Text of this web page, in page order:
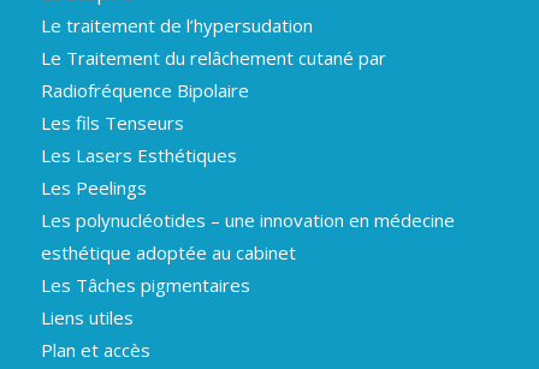
Le traitement de l’hypersudation
Le Traitement du relâchement cutané par
Radiofréquence Bipolaire
Les fils Tenseurs
Les Lasers Esthétiques
Les Peelings
Les polynucléotides – une innovation en médecine
esthétique adoptée au cabinet
Les Tâches pigmentaires
Liens utiles
Plan et accès